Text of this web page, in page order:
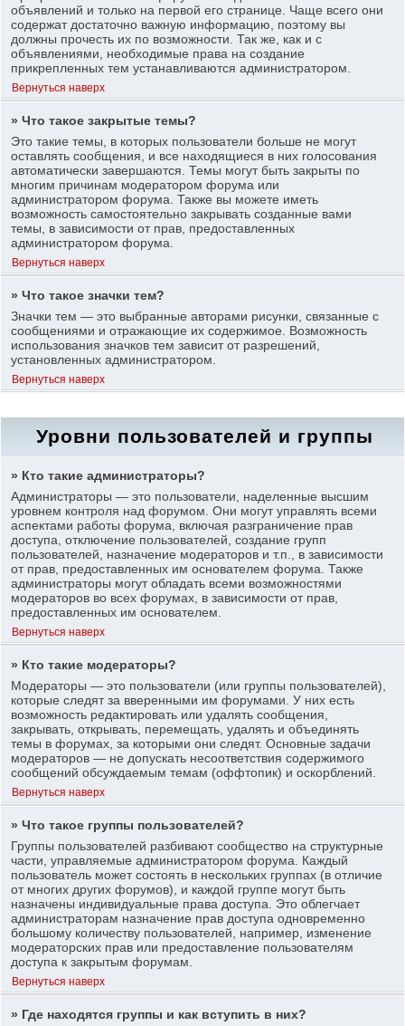
объявлений и только на первой его странице. Чаще всего они
содержат достаточно важную информацию, поэтому вы
должны прочесть их по возможности. Так же, как и с
объявлениями, необходимые права на создание
прикрепленных тем устанавливаются администратором.
Вернуться наверх
» Что такое закрытые темы?
Это такие темы, в которых пользователи больше не могут
оставлять сообщения, и все находящиеся в них голосования
автоматически завершаются. Темы могут быть закрыты по
многим причинам модератором форума или
администратором форума. Также вы можете иметь
возможность самостоятельно закрывать созданные вами
темы, в зависимости от прав, предоставленных
администратором форума.
Вернуться наверх
» Что такое значки тем?
Значки тем — это выбранные авторами рисунки, связанные с
сообщениями и отражающие их содержимое. Возможность
использования значков тем зависит от разрешений,
установленных администратором.
Вернуться наверх
Уровни пользователей и группы
» Кто такие администраторы?
Администраторы — это пользователи, наделенные высшим
уровнем контроля над форумом. Они могут управлять всеми
аспектами работы форума, включая разграничение прав
доступа, отключение пользователей, создание групп
пользователей, назначение модераторов и т.п., в зависимости
от прав, предоставленных им основателем форума. Также
администраторы могут обладать всеми возможностями
модераторов во всех форумах, в зависимости от прав,
предоставленных им основателем.
Вернуться наверх
» Кто такие модераторы?
Модераторы — это пользователи (или группы пользователей),
которые следят за вверенными им форумами. У них есть
возможность редактировать или удалять сообщения,
закрывать, открывать, перемещать, удалять и объединять
темы в форумах, за которыми они следят. Основные задачи
модераторов — не допускать несоответствия содержимого
сообщений обсуждаемым темам (оффтопик) и оскорблений.
Вернуться наверх
» Что такое группы пользователей?
Группы пользователей разбивают сообщество на структурные
части, управляемые администратором форума. Каждый
пользователь может состоять в нескольких группах (в отличие
от многих других форумов), и каждой группе могут быть
назначены индивидуальные права доступа. Это облегчает
администраторам назначение прав доступа одновременно
большому количеству пользователей, например, изменение
модераторских прав или предоставление пользователям
доступа к закрытым форумам.
Вернуться наверх
» Где находятся группы и как вступить в них?